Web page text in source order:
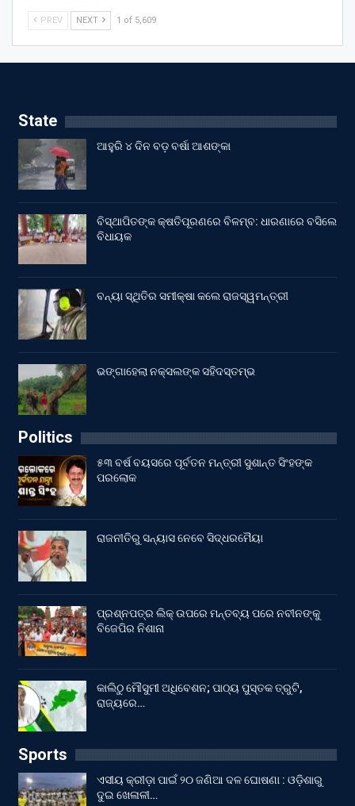
PREV NEXT 1 of 5,609
State
ଆହୁରି ୪ ଦିନ ବଡ଼ ବର୍ଷା ଆଶଙ୍କା
ବିସ୍ଥାପିତଙ୍କ କ୍ଷତିପୂରଣରେ ବିଳମ୍ବ: ଧାରଣାରେ ବସିଲେ
ବିଧାୟକ
ବନ୍ୟା ସ୍ଥିତିର ସମୀକ୍ଷା କଲେ ରାଜସ୍ୱମନ୍ତ୍ରୀ
ଭଙ୍ଗାହେଲା ନକ୍ସଲଙ୍କ ସହିଦସ୍ତମ୍ଭ
Politics
୫୩ ବର୍ଷ ବୟସରେ ପୂର୍ବତନ ମନ୍ତ୍ରୀ ସୁଶାନ୍ତ ସିଂହଙ୍କ
ପରଲୋକ
ରାଜନୀତିରୁ ସନ୍ୟାସ ନେବେ ସିଦ୍ଧରମୈୟା
ପ୍ରଶ୍ନପତ୍ର ଲିକ୍ ଉପରେ ମନ୍ତବ୍ୟ ପରେ ନବୀନଙ୍କୁ
ବିଜେପିର ନିଶାନା
କାଲିଠୁ ମୌସୁମୀ ଅଧିବେଶନ; ପାଠ୍ୟ ପୁସ୍ତକ ତ୍ରୁଟି,
ରାଜ୍ୟରେ…
Sports
ଏସୀୟ କ୍ରୀଡ଼ା ପାଇଁ ୨୦ ଜଣିଆ ଦଳ ଘୋଷଣା : ଓଡ଼ିଶାରୁ
ଦୁଇ ଖେଳାଳୀ…